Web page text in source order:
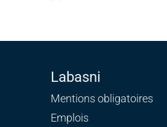
Labasni
Mentions obligatoires
Emplois